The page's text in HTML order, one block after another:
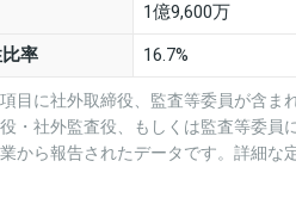
1億9,600万
率
16.7%
目に社外取締役、監査等委員が含ま
・社外監査役、もしくは監査等委員
から報告されたデータです。詳細な